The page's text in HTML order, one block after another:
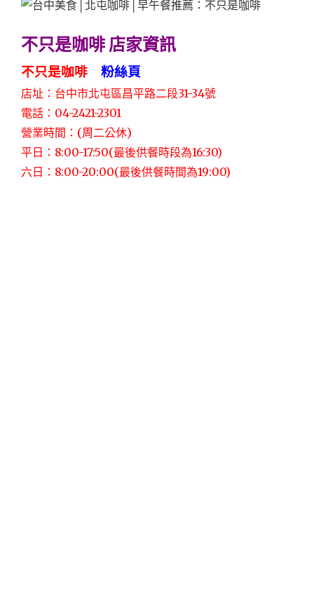
不只是咖啡 店家資訊
不只是咖啡 粉絲頁
店址：台中市北屯區昌平路二段31-34號
電話：04-2421-2301
營業時間：(周二公休)
平日：8:00-17:50(最後供餐時段為16:30)
六日：8:00-20:00(最後供餐時間為19:00)